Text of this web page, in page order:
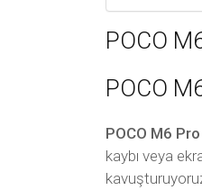
POCO
POCO
POCO M6 Pro
kaybı veya